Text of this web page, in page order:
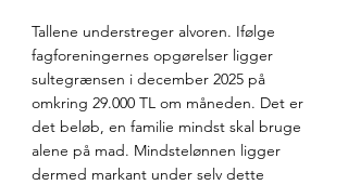
Tallene understreger alvoren. Ifølge
fagforeningernes opgørelser ligger
sultegrænsen i december 2025 på
omkring 29.000 TL om måneden. Det er
det beløb, en familie mindst skal bruge
alene på mad. Mindstelønnen ligger
dermed markant under selv dette